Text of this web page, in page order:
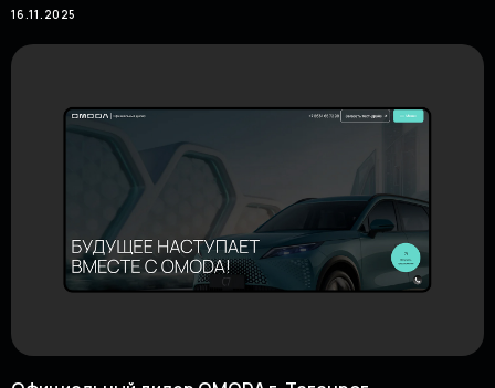
16.11.2025